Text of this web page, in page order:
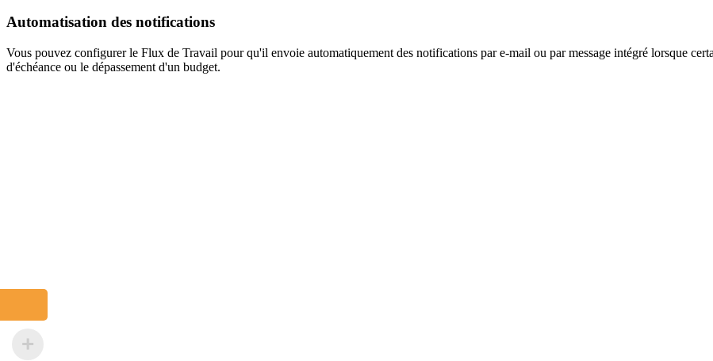
Automatisation des notifications
Vous pouvez configurer le Flux de Travail pour qu'il envoie automatiquement des notifications par e-mail ou par message intégré lorsque
d'échéance ou le dépassement d'un budget.